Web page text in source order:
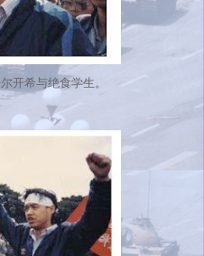
开希与绝食学生。